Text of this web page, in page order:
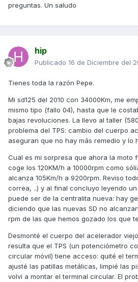
preguntas. Un saludo
hip
Publicado 16 de Diciembre del
Tienes toda la razón Pepe.
Mi sd125 del 2010 con 34000Km, me
mismo tipo (fallo 04), hasta que le
bajas revoluciones. La llevo al taller
problema del TPS: cambio del cuerpo
aseguran que no hay más remedio y lo
Cual es mi sorpresa que ahora la moto
coge los 120KM/h a 10000rpm como
alcanza 105Km/h a 9200rpm. Reviso
correa, ..) y al final concluyo leyendo
puede ser de la centralita nueva: hay
diciendo que las nuevas SD no
rpm de las que hemos gozado los que
Desmonté el cuerpo del acelerador
resulta que el TPS (un potenciómetro
circular móvil) tiene acceso: quité el
ajusté las patillas metálicas, limpié las
volví a montar el terminal circular. El